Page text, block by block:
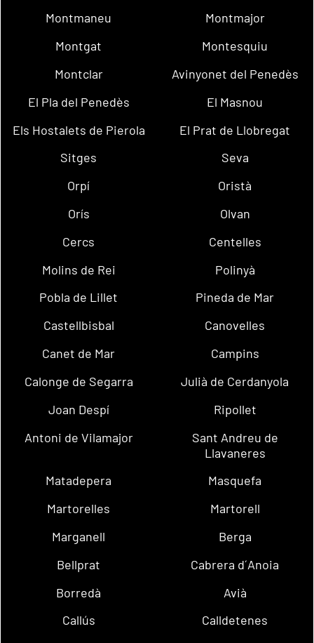
Montmaneu
Montmajor
Montgat
Montesquiu
Montclar
Avinyonet del Penedès
El Pla del Penedès
El Masnou
Els Hostalets de Pierola
El Prat de Llobregat
Sitges
Seva
Orpí
Oristà
Orís
Olvan
Cercs
Centelles
Molins de Rei
Polinyà
Pobla de Lillet
Pineda de Mar
Castellbisbal
Canovelles
Canet de Mar
Campins
Calonge de Segarra
Julià de Cerdanyola
Joan Despí
Ripollet
Antoni de Vilamajor
Sant Andreu de
Llavaneres
Matadepera
Masquefa
Martorelles
Martorell
Marganell
Berga
Bellprat
Cabrera d´Anoia
Borredà
Avià
Callús
Calldetenes